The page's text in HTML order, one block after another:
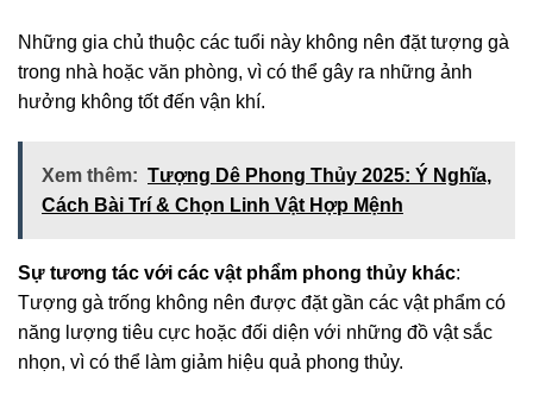
Những gia chủ thuộc các tuổi này không nên đặt tượng gà
trong nhà hoặc văn phòng, vì có thể gây ra những ảnh
hưởng không tốt đến vận khí.
Xem thêm: Tượng Dê Phong Thủy 2025: Ý Nghĩa,
Cách Bài Trí & Chọn Linh Vật Hợp Mệnh
Sự tương tác với các vật phẩm phong thủy khác:
Tượng gà trống không nên được đặt gần các vật phẩm có
năng lượng tiêu cực hoặc đối diện với những đồ vật sắc
nhọn, vì có thể làm giảm hiệu quả phong thủy.